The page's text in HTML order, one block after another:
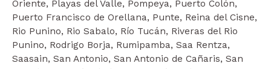
Oriente, Playas del Valle, Pompeya, Puerto Colón,
Puerto Francisco de Orellana, Punte, Reina del Cisne,
Rio Punino, Rio Sabalo, Río Tucán, Riveras del Rio
Punino, Rodrigo Borja, Rumipamba, Saa Rentza,
Saasain, San Antonio, San Antonio de Cañaris, San